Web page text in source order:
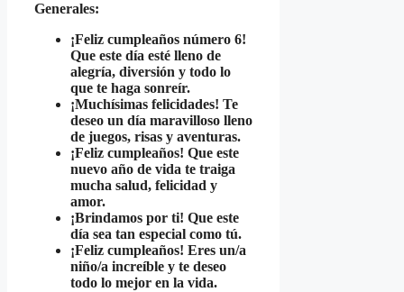
Generales:
¡Feliz cumpleaños número 6!
Que este día esté lleno de
alegría, diversión y todo lo
que te haga sonreír.
¡Muchísimas felicidades! Te
deseo un día maravilloso lleno
de juegos, risas y aventuras.
¡Feliz cumpleaños! Que este
nuevo año de vida te traiga
mucha salud, felicidad y
amor.
¡Brindamos por ti! Que este
día sea tan especial como tú.
¡Feliz cumpleaños! Eres un/a
niño/a increíble y te deseo
todo lo mejor en la vida.